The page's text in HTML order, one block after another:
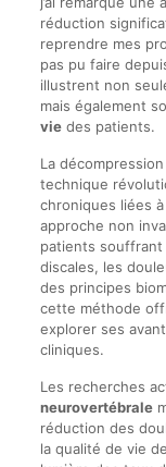
réduction
reprendre mes
pas pu faire
illustrent non
mais également
viedes patients.
La
technique
chroniques liées
approche non
patients
discales, les
des principes
cette méthode
explorer ses
cliniques.
Les recherches
neurovertébrale
réduction des
la qualité de vie